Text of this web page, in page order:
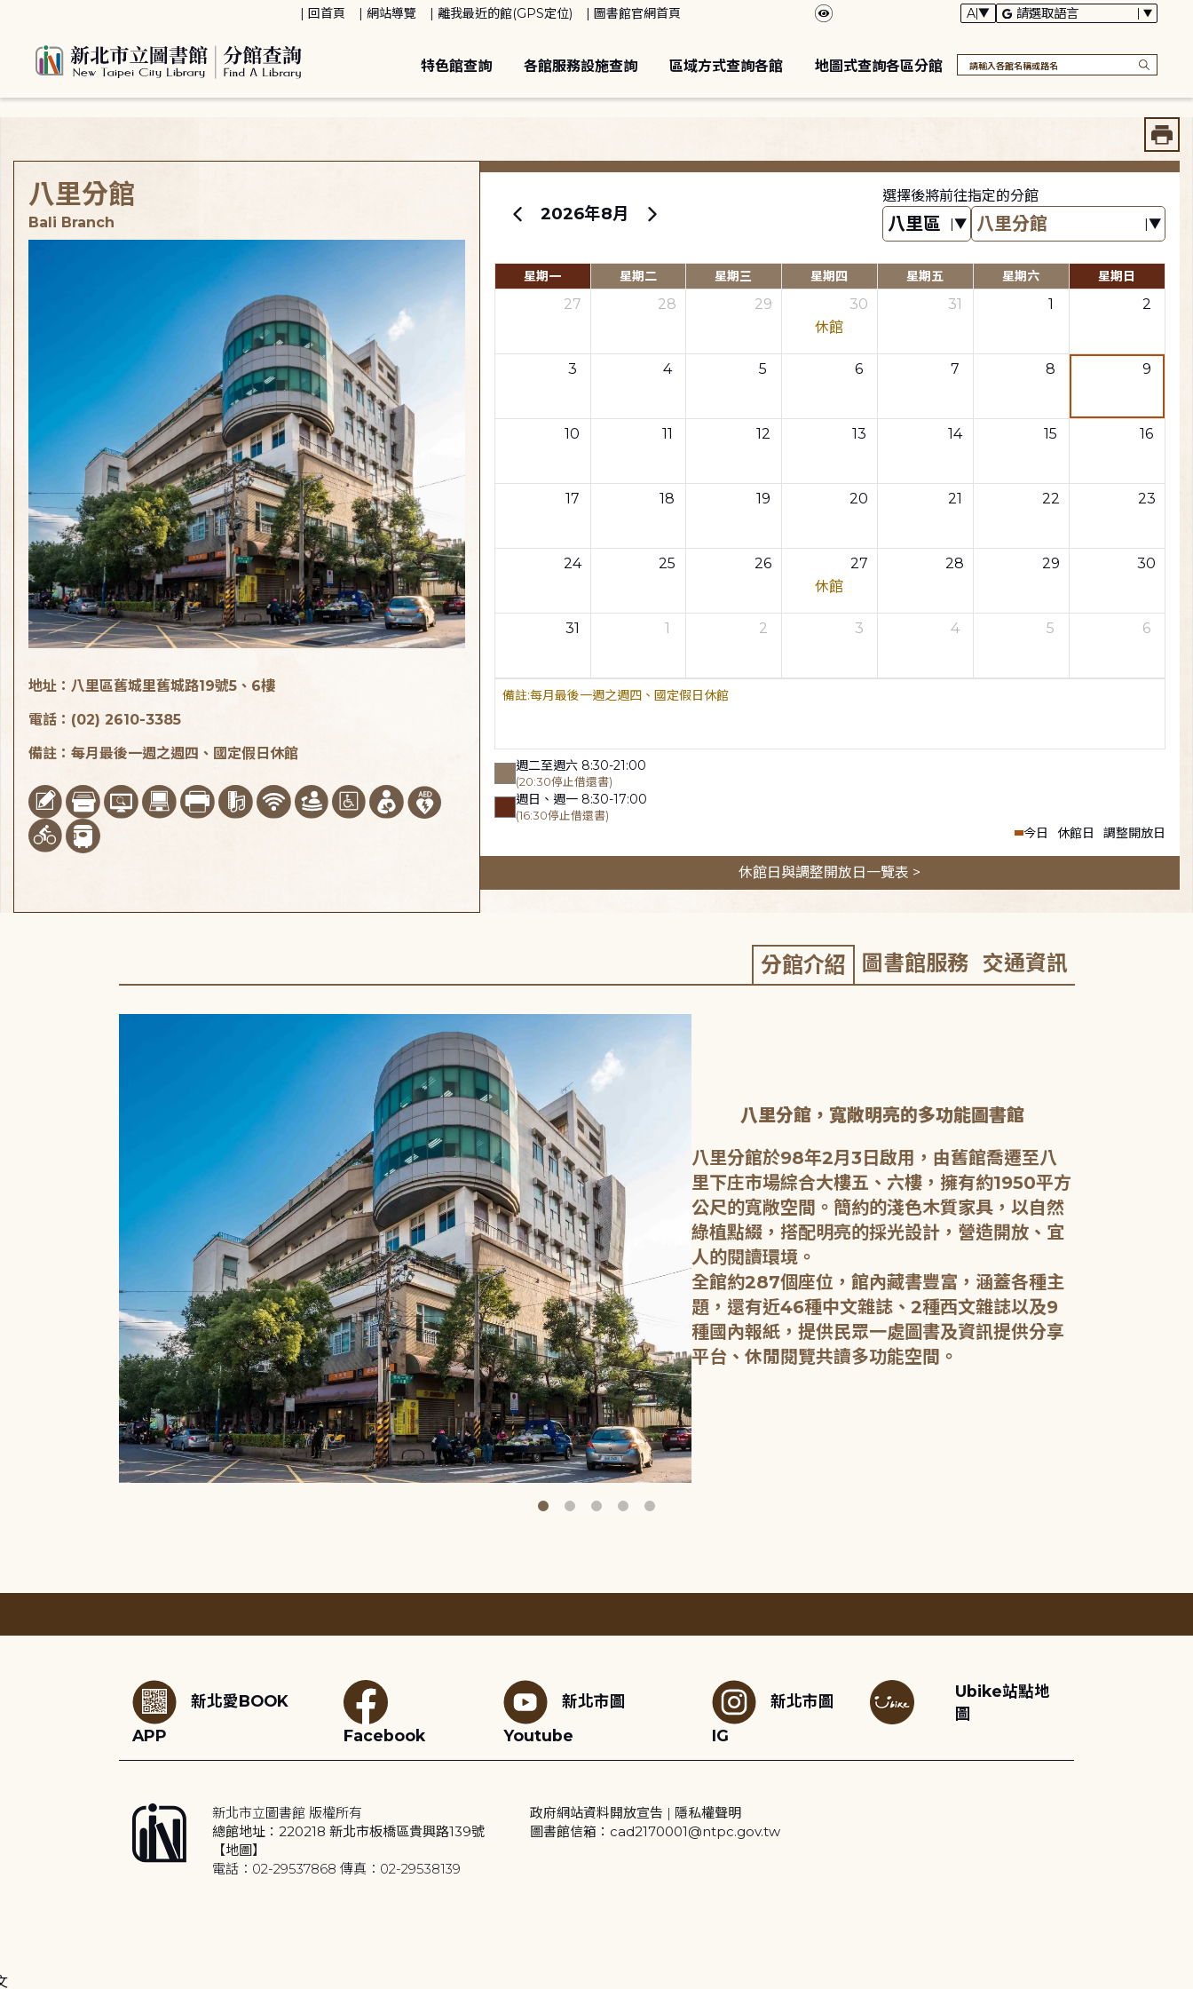
回首頁 網站導覽 離我最近的館(GPS定位) 圖書館官網首頁
特色館查詢 各館服務設施查詢 區域方式查詢各館 地圖式查詢各區分館
2026年8月
選擇後將前往指定的分館
星期一 星期二 星期三 星期四 星期五 星期六 星期日
27 28 29
30
休館
31 1 2
3 4 5 6 7 8 9
10 11 12 13 14 15 16
17 18 19 20 21 22 23
24 25 26
27
休館
28 29 30
31 1 2 3 4 5 6
每月最後一週之週四、國定假日休館
週二至週六 8:30-21:00
(20:30停止借還書)
週日、週一 8:30-17:00
(16:30停止借還書)
今日 休館日 調整開放日
休館日與調整開放日一覽表 >
八里分館
Bali Branch
地址：八里區舊城里舊城路19號5、6樓
電話：(02) 2610-3385
備註：每月最後一週之週四、國定假日休館
分館介紹 圖書館服務 交通資訊
八里分館，寬敞明亮的多功能圖書館
八里分館於98年2月3日啟用，由舊館喬遷至八
里下庄市場綜合大樓五、六樓，擁有約1950平方
公尺的寬敞空間。簡約的淺色木質家具，以自然
綠植點綴，搭配明亮的採光設計，營造開放、宜
人的閱讀環境。
全館約287個座位，館內藏書豐富，涵蓋各種主
題，還有近46種中文雜誌、2種西文雜誌以及9
種國內報紙，提供民眾一處圖書及資訊提供分享
新北愛BOOK
APP
Facebook
新北市圖
Youtube
新北市圖
IG
Ubike站點地
圖
新北市立圖書館 版權所有
總館地址：220218 新北市板橋區貴興路139號
【地圖】
電話：02-29537868 傳真：02-29538139
政府網站資料開放宣告 | 隱私權聲明
圖書館信箱：cad2170001@ntpc.gov.tw